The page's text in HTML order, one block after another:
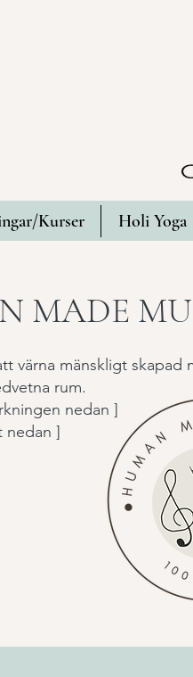
Kurser Holi Yoga
värna mänskligt skapad
rum.
nedan ]
nedan ]
MADE